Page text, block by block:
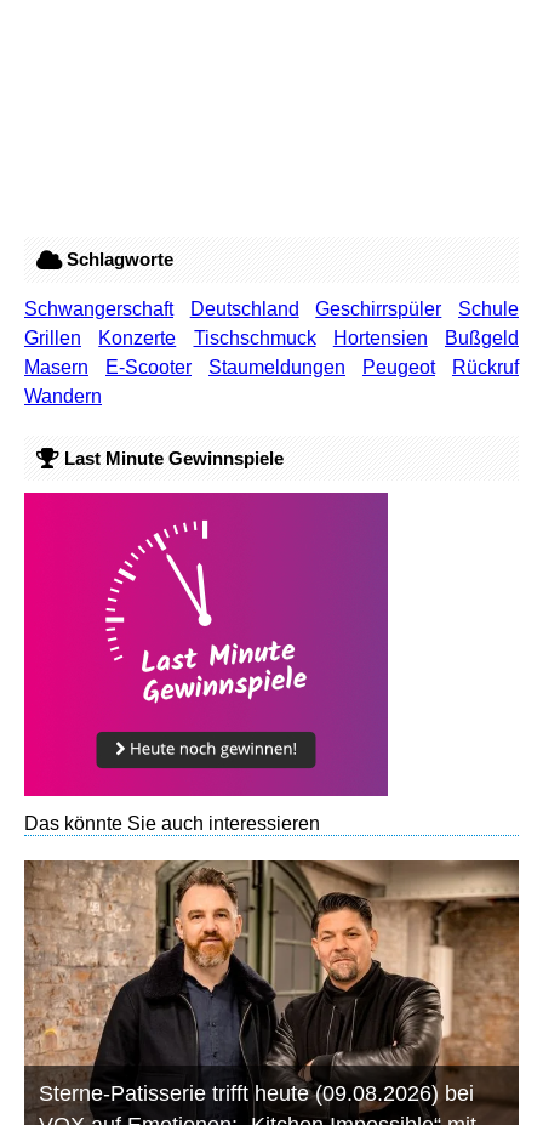
Schlagworte
Schwangerschaft Deutschland Geschirrspüler
Schule
Grillen
Konzerte Tischschmuck Hortensien
Bußgeld
Masern
E-Scooter Staumeldungen Peugeot
Rückruf
Wandern
Last Minute Gewinnspiele
Das könnte Sie auch interessieren
Sterne-Patisserie trifft heute (09.08.2026) bei